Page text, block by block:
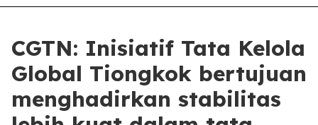
CGTN: Inisiatif Tata Kelola
Global Tiongkok bertujuan
menghadirkan stabilitas